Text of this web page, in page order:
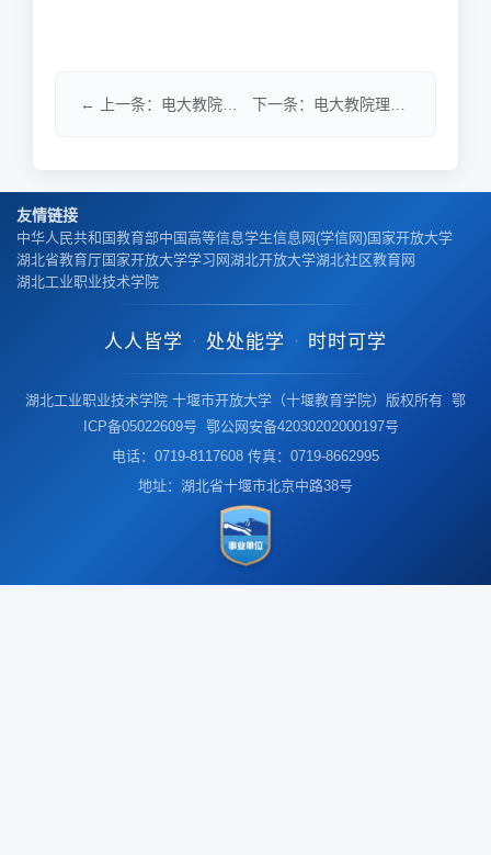
友情链接
中华人民共和国教育部中国高等信息学生信息网(学信网)国家开放大学
湖北省教育厅国家开放大学学习网湖北开放大学湖北社区教育网
湖北工业职业技术学院
人人皆学 · 处处能学 · 时时可学
湖北工业职业技术学院 十堰市开放大学（十堰教育学院）版权所有 鄂
ICP备05022609号 鄂公网安备42030202000197号
电话：0719-8117608 传真：0719-8662995
地址：湖北省十堰市北京中路38号